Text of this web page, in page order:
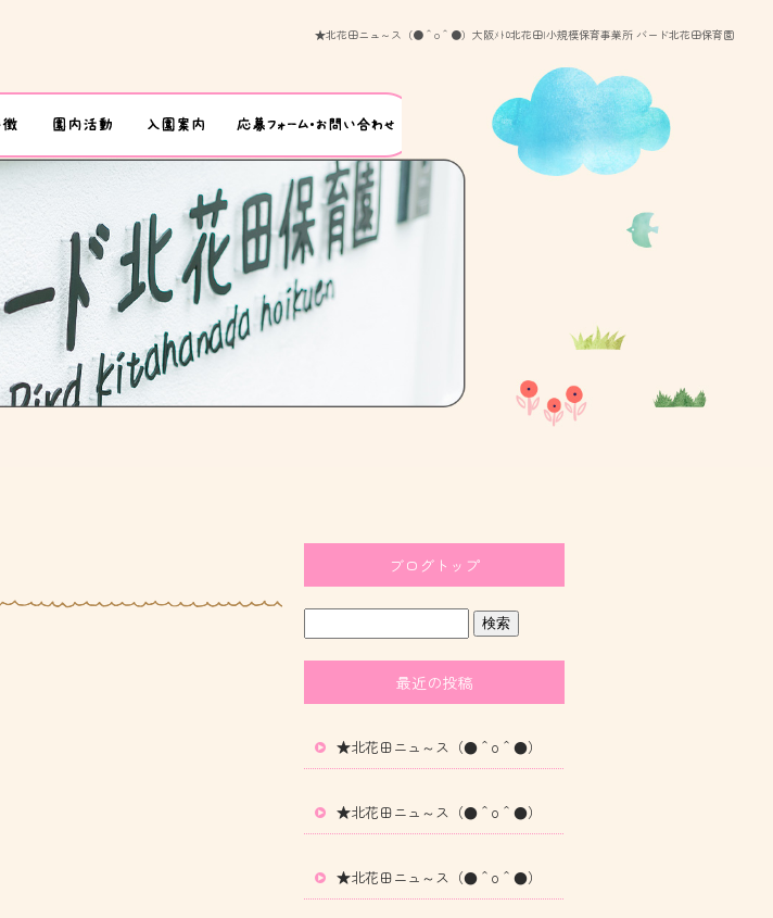
★北花田ニュ～ス（●＾o＾●）大阪ﾒﾄﾛ北花田|小規模保育事業所 バード北花田保育園
ブログトップ
最近の投稿
★北花田ニュ～ス（●＾o＾●）
★北花田ニュ～ス（●＾o＾●）
★北花田ニュ～ス（●＾o＾●）